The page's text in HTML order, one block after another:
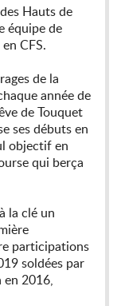
Hauts de
équipe de
CFS.
de la
année de
de Touquet
ses débuts en
objectif en
qui berça
la clé un
participations
soldées par
en 2016,